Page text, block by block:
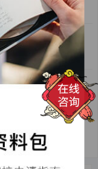
理专业 现在在
左右 能通过日
过其他非语言
限制？比如说
以申请的专业